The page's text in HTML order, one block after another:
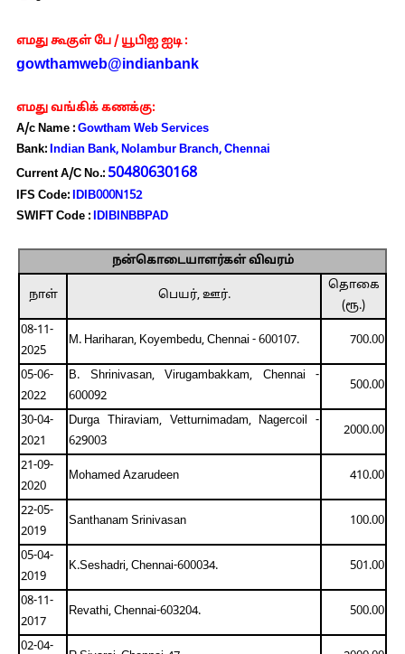
எமது கூகுள் பே / யூபிஐ ஐடி :
gowthamweb@indianbank
எமது வங்கிக் கணக்கு:
A/c Name : Gowtham Web Services
Bank: Indian Bank, Nolambur Branch, Chennai
Current A/C No.: 50480630168
IFS Code: IDIB000N152
SWIFT Code : IDIBINBBPAD
நன்கொடையாளர்கள் விவரம்
நாள் பெயர், ஊர்.
தொகை
(ரூ.)
08-11-
2025
M. Hariharan, Koyembedu, Chennai - 600107. 700.00
05-06-
2022
B. Shrinivasan, Virugambakkam, Chennai -
600092
500.00
30-04-
2021
Durga Thiraviam, Vetturnimadam, Nagercoil -
629003
2000.00
21-09-
2020
Mohamed Azarudeen 410.00
22-05-
2019
Santhanam Srinivasan 100.00
05-04-
2019
K.Seshadri, Chennai-600034. 501.00
08-11-
2017
Revathi, Chennai-603204. 500.00
02-04-